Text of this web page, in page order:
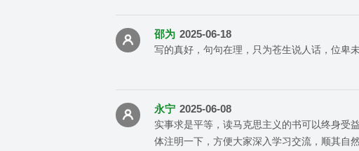
邵为 2025-06-18
写的真好，句句在理，只为苍生说人话，位卑
永宁 2025-06-08
实事求是平等，读马克思主义的书可以终身受
体注明一下，方便大家深入学习交流，顺其自然